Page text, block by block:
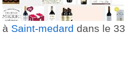
à Saint-medard dans le 33